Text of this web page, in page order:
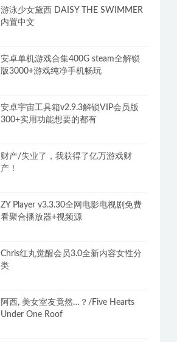
游泳少女黛西 DAISY THE SWIMMER
内置中文
安卓单机游戏合集400G steam全解锁
版3000+游戏纯净手机畅玩
安卓宇宙工具箱v2.9.3解锁VIP会员版
300+实用功能想要的都有
财产/失业了，我获得了亿万游戏财
产！
ZY Player v3.3.30全网电影电视剧免费
看聚合播放器+视频源
Chris红丸觉醒会员3.0全新内容女性分
类
阿西, 美女室友竟然…？/Five Hearts
Under One Roof